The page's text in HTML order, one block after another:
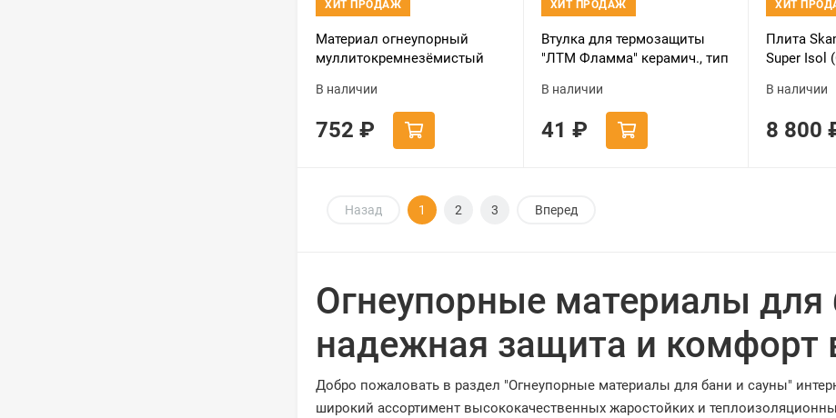
ХИТ ПРОДАЖ
Материал огнеупорный
муллитокремнезёмистый
1000*600*20
В наличии
752 ₽
ХИТ ПРОДАЖ
Втулка для термозащиты
"ЛТМ Фламма" керамич., тип
В наличии
41 ₽
ХИТ
Плита
Super Isol
В наличии
8 800
Назад 1 2 3 Вперед
Огнеупорные материалы для
надежная защита и комфорт
Добро пожаловать в раздел "Огнеупорные материалы для бани и сауны"
широкий ассортимент высококачественных жаростойких и